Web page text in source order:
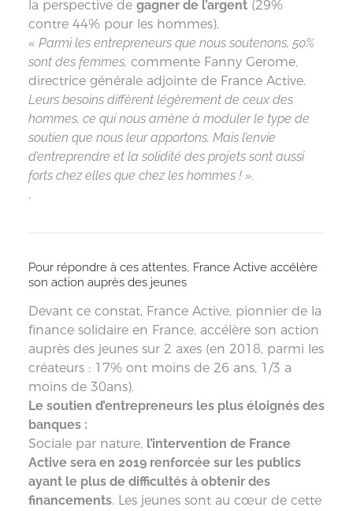
la perspective de gagner de l’argent(29%
contre 44% pour les hommes).
« Parmi les entrepreneurs que nous soutenons, 50%
sont des femmes, commente Fanny Gerome,
directrice générale adjointe de France Active.
Leurs besoins diffèrent légèrement de ceux des
hommes, ce qui nous amène à moduler le type de
soutien que nous leur apportons. Mais l’envie
d’entreprendre et la solidité des projets sont aussi
forts chez elles que chez les hommes ! ».
.
Pour répondre à ces attentes, France Active accélère
son action auprès des jeunes
Devant ce constat, France Active, pionnier de la
finance solidaire en France, accélère son action
auprès des jeunes sur 2 axes (en 2018, parmi les
créateurs : 17% ont moins de 26 ans, 1/3 a
moins de 30ans).
Le soutien d’entrepreneurs les plus éloignés des
banques :
Sociale par nature, l’intervention de France
Active sera en 2019 renforcée sur les publics
ayant le plus de difficultés à obtenir des
financements. Les jeunes sont au cœur de cette